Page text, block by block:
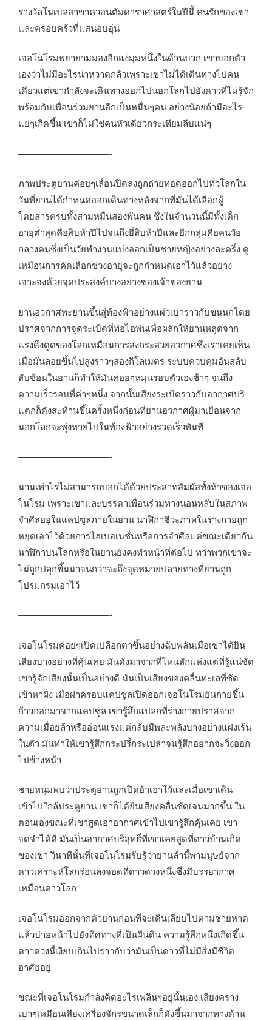
รางวัลโนเบลสาขาควอนตัมดาราศาสตร์ในปีนี้ คนรักของเขา
และครอบครัวที่แสนอบอุ่น
เจอโนโรมพยายามมองอีกแง่มุมหนึ่งในด้านบวก เขาบอกตัว
เองว่าไม่มีอะไรน่าหวาดกลัวเพราะเขาไม่ได้เดินทางไปคน
เดียวแต่เขากำลังจะเดินทางออกไปนอกโลกไปยังดาวที่ไม่รู้จัก
พร้อมกับเพื่อนร่วมยานอีกเป็นหมื่นๆคน อย่างน้อยถ้ามีอะไร
แย่ๆเกิดขึ้น เขาก็ไม่ใช่คนหัวเดียวกระเทียมลีบแน่ๆ
——————————-
ภาพประตูยานค่อยๆเลื่อนปิดลงถูกถ่ายทอดออกไปทั่วโลกใน
วันที่ยานได้กำหนดออกเดินทางหลังจากที่มันได้เลือกผู้
โดยสารครบทั้งสามหมื่นสองพันคน ซึ่งในจำนวนนี้มีทั้งเด็ก
อายุต่ำสุดคือสิบห้าปีไปจนถึงยี่สิบห้าปีและอีกกลุ่มคือคนวัย
กลางคนซึ่งเป็นวัยทำงานแบ่งออกเป็นชายหญิงอย่างละครึ่ง ดู
เหมือนการคัดเลือกช่วงอายุจะถูกกำหนดเอาไว้แล้วอย่าง
เจาะจงด้วยจุดประสงค์บางอย่างของเจ้าของยาน
ยานอวกาศทะยานขึ้นสู่ท้องฟ้าอย่างแผ่วเบาราวกับขนนกโดย
ปราศจากการจุดระเบิดที่ท่อไอพ่นเพื่อผลักให้ยานหลุดจาก
แรงดึงดูดของโลกเหมือนการส่งกระสวยอวกาศซึ่งเราเคยเห็น
เมื่อมันลอยขึ้นไปสูงราวๆสองกิโลเมตร ระบบควบคุมอันสลับ
สับซ้อนในยานก็ทำให้มันค่อยๆหมุนรอบตัวเองช้าๆ จนถึง
ความเร็วรอบที่ค่าๆหนึ่ง จากนั้นเสียงระเบิดราวกับอากาศปริ
แตกก็ดังสะท้านขึ้นครั้งหนึ่งก่อนที่ยานอวกาศผู้มาเยือนจาก
นอกโลกจะพุ่งหายไปในท้องฟ้าอย่างรวดเร็วทันที
——————————-
นานเท่าไรไม่สามารถบอกได้ด้วยประสาทสัมผัสทั้งห้าของเจอ
โนโรม เพราะเขาและบรรดาเพื่อนร่วมทางนอนหลับในสภาพ
จำศีลอยู่ในแคปซูลภายในยาน นาฬิกาชีวะภาพในร่างกายถูก
หยุดเอาไว้ด้วยการไฮเบอเนชั่นหรือการจำศีลแต่ขณะเดียวกัน
นาฬิกาบนโลกหรือในยานยังคงทำหน้าที่ต่อไป ทว่าพวกเขาจะ
ไม่ถูกปลุกขึ้นมาจนกว่าจะถึงจุดหมายปลายทางที่ยานถูก
โปรแกรมเอาไว้
——————————-
เจอโนโรมค่อยๆเปิดเปลือกตาขึ้นอย่างฉับพลันเมื่อเขาได้ยิน
เสียงบางอย่างที่คุ้นเคย มันดังมาจากที่ไหนสักแห่งแต่ที่รู้แน่ชัด
เขารู้จักเสียงนั้นเป็นอย่างดี มันเป็นเสียงของคลื่นทะเลที่ซัด
เข้าหาฝั่ง เมื่อฝาครอบแคปซูลเปิดออกเจอโนโรมยันกายขึ้น
ก้าวออกมาจากแคปซูล เขารู้สึกแปลกที่ร่างกายปราศจาก
ความเมื่อยล้าหรืออ่อนแรงแต่กลับมีพละพลังบางอย่างแฝงเร้น
ในตัว มันทำให้เขารู้สึกกระปรี้กระเปล่าจนรู้สึกอยากจะวิ่งออก
ไปข้างหน้า
ชายหนุ่มพบว่าประตูยานถูกเปิดอ้าเอาไว้และเมื่อเขาเดิน
เข้าไปใกล้ประตูยาน เขาก็ได้ยินเสียงคลื่นชัดเจนมากขึ้น ใน
ตอนเองขณะที่เขาสูดเอาอากาศเข้าไปเขารู้สึกคุ้นเคย เขา
จดจำได้ดี มันเป็นอากาศบริสุทธิ์ที่เขาเคยสูดที่ดาวบ้านเกิด
ของเขา วินาทีนั้นที่เจอโนโรมรับรู้ว่ายานลำนี้พามนุษย์จาก
ดาวเคราะห์โลกร่อนลงจอดที่ดาวดวงหนึ่งซึ่งมีบรรยากาศ
เหมือนดาวโลก
เจอโนโรมออกจากตัวยานก่อนที่จะเดินเลียบไปตามชายหาด
แล้วบ่ายหน้าไปยังทิศทางที่เป็นผืนดิน ความรู้สึกหนึ่งเกิดขึ้น
ดาวดวงนี้เงียบเกินไปราวกับว่ามันเป็นดาวที่ไม่มีสิ่งมีชีวิต
อาศัยอยู่
ขณะที่เจอโนโรมกำลังคิดอะไรเพลินๆอยู่นั้นเอง เสียงคราง
เบาๆเหมือนเสียงเครื่องจักรขนาดเล็กก็ดังขึ้นมาจากทางด้าน